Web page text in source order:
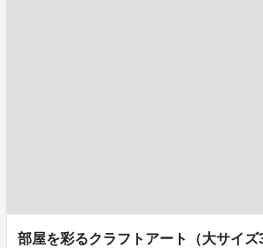
部屋を彩るクラフトアート（大サイズ